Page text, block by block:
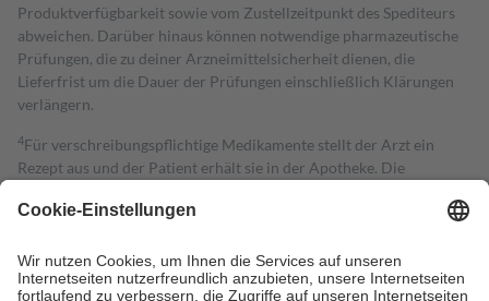
Produktverfügbarkeit sowie vom Zustellzeitpunkt des Spediteurs
abweichen. Darüber hinaus können notwendige pharmazeutische
Prüfungen, die zu deiner Arzneimittelsicherheit dienen, die
Lieferfrist um die Dauer der Prüfungen einschließlich Klärungen
verlängern.
4Für verschreibungspflichtige Medikamente stellt der Arzt ein
Rezept aus und der Patient erhält sie in der Apotheke. Die
Kosten dafür, der Versicherte trägt einen Teil davon als Zuzahlung
Grundsätzlich leisten Mitglieder Zuzahlungen in Höhe von zehn
Prozent des Abgabepreises,mindestensjedochfünf Euround